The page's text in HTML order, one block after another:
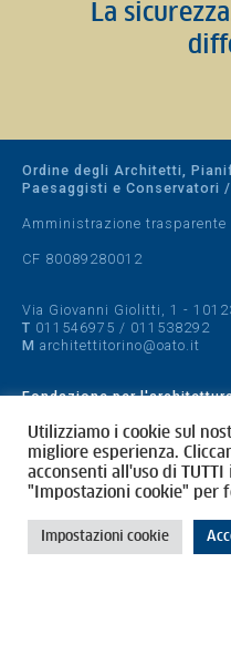
La
Ordine degli Architetti,
Paesaggisti e Conservatori
Amministrazione trasparente
CF 80089280012
Via Giovanni Giolitti, 1 -
T 011546975 / 011538292
M architettitorino@oato.it
Fondazione per
Designed by quattrolinee.it
Cookie Policy
Privacy Policy
Utilizziamo i cookie sul
migliore esperienza.
acconsenti all'uso di
"Impostazioni cookie" per
Impostazioni cookie